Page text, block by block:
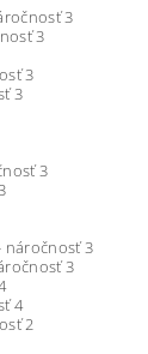
3
3
3
3
3
náročnosť 3
3
4
2